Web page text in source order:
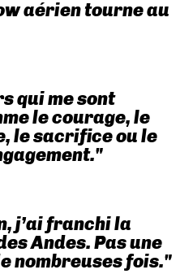
aérien tourne au
qui me sont
le courage, le
le sacrifice ou le
j’ai franchi la
Andes. Pas une
nombreuses fois."